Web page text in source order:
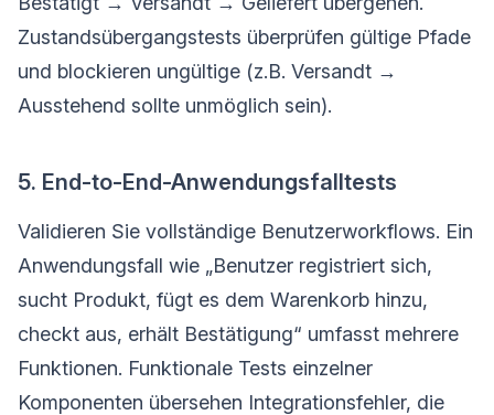
Zustandsübergangstests überprüfen gültige Pfade
und blockieren ungültige (z.B. Versandt →
Ausstehend sollte unmöglich sein).
5. End-to-End-Anwendungsfalltests
Validieren Sie vollständige Benutzerworkflows. Ein
Anwendungsfall wie „Benutzer registriert sich,
sucht Produkt, fügt es dem Warenkorb hinzu,
checkt aus, erhält Bestätigung“ umfasst mehrere
Funktionen. Funktionale Tests einzelner
Komponenten übersehen Integrationsfehler, die